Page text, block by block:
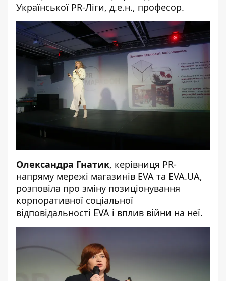
Української PR-Ліги, д.е.н., професор.
Олександра Гнатик, керівниця PR-
напряму мережі магазинів EVA та EVA.UA,
розповіла про зміну позиціонування
корпоративної соціальної
відповідальності EVA і вплив війни на неї.